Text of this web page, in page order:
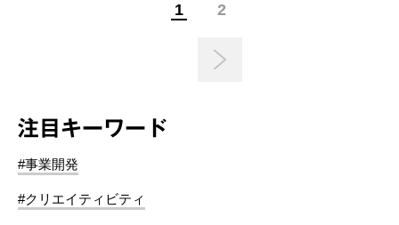
1 2
注目キーワード
#事業開発
#クリエイティビティ